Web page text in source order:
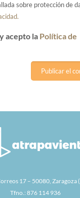
sobre protección de
acepto la Política de
17 – 50080, Zaragoza
Tfno.: 876 114 936